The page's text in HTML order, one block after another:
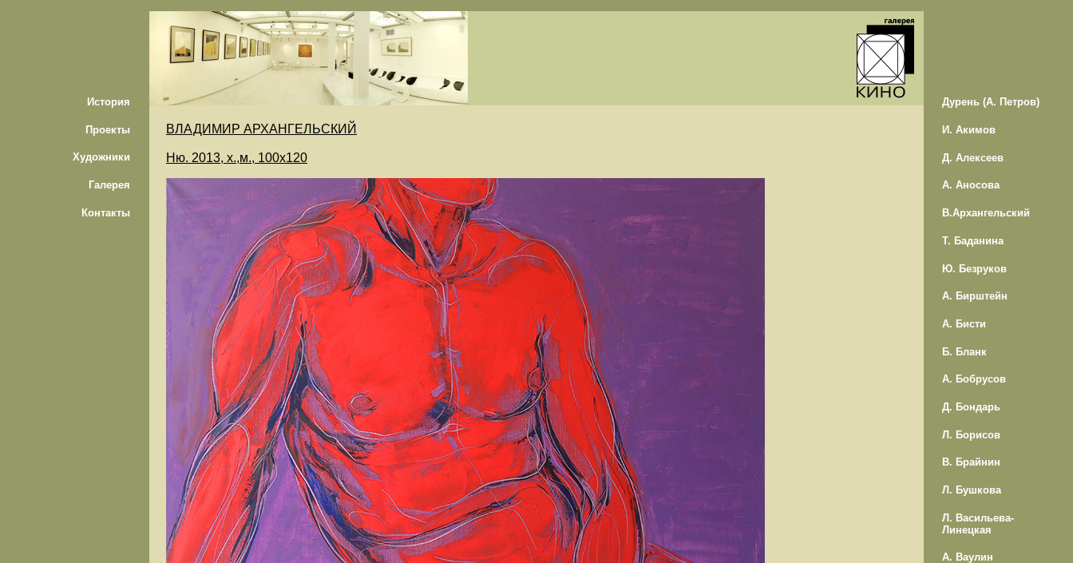
История
Проекты
Художники
Галерея
Контакты
ВЛАДИМИР АРХАНГЕЛЬСКИЙ
Ню. 2013, х.,м., 100х120
Дурень (А. Петров)
И. Акимов
Д. Алексеев
А. Аносова
В.Архангельский
Т. Баданина
Ю. Безруков
А. Бирштейн
А. Бисти
Б. Бланк
А. Бобрусов
Д. Бондарь
Л. Борисов
В. Брайнин
Л. Бушкова
Л. Васильева-
Линецкая
А. Ваулин